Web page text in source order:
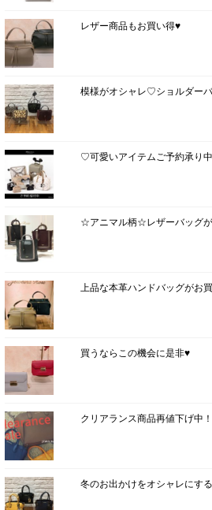
レザー商品もお買い得♥
模様がオシャレ♡ショルダー
♡可愛いアイテムご予約承り
☆アニマル柄☆レザーバッグ
上品な本革ハンドバッグがお
買うならこの機会に是非♥
クリアランス商品再値下げ中！
冬のお出かけをオシャレにす